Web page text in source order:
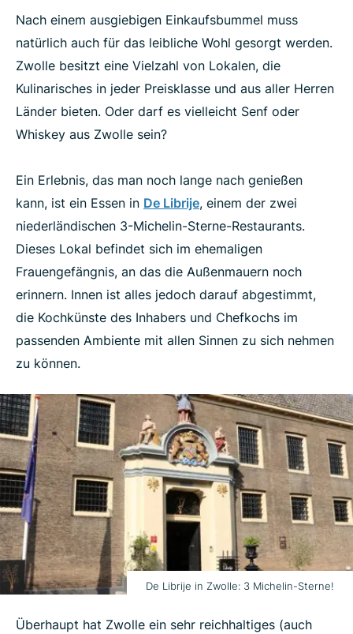
Nach einem ausgiebigen Einkaufsbummel muss
natürlich auch für das leibliche Wohl gesorgt werden.
Zwolle besitzt eine Vielzahl von Lokalen, die
Kulinarisches in jeder Preisklasse und aus aller Herren
Länder bieten. Oder darf es vielleicht Senf oder
Whiskey aus Zwolle sein?
Ein Erlebnis, das man noch lange nach genießen
kann, ist ein Essen in De Librije, einem der zwei
niederländischen 3-Michelin-Sterne-Restaurants.
Dieses Lokal befindet sich im ehemaligen
Frauengefängnis, an das die Außenmauern noch
erinnern. Innen ist alles jedoch darauf abgestimmt,
die Kochkünste des Inhabers und Chefkochs im
passenden Ambiente mit allen Sinnen zu sich nehmen
zu können.
De Librije in Zwolle: 3 Michelin-Sterne!
Überhaupt hat Zwolle ein sehr reichhaltiges (auch